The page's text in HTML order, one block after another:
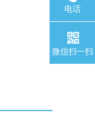
电话
微信扫一扫